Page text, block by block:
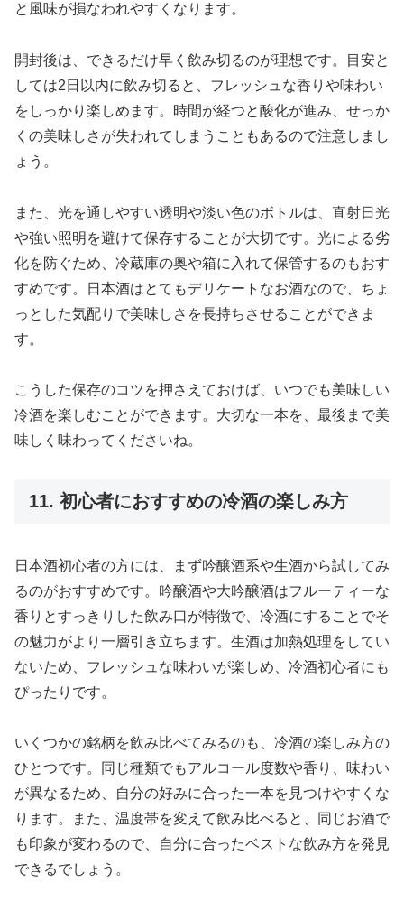
と風味が損なわれやすくなります。
開封後は、できるだけ早く飲み切るのが理想です。目安と
しては2日以内に飲み切ると、フレッシュな香りや味わい
をしっかり楽しめます。時間が経つと酸化が進み、せっか
くの美味しさが失われてしまうこともあるので注意しまし
ょう。
また、光を通しやすい透明や淡い色のボトルは、直射日光
や強い照明を避けて保存することが大切です。光による劣
化を防ぐため、冷蔵庫の奥や箱に入れて保管するのもおす
すめです。日本酒はとてもデリケートなお酒なので、ちょ
っとした気配りで美味しさを長持ちさせることができま
す。
こうした保存のコツを押さえておけば、いつでも美味しい
冷酒を楽しむことができます。大切な一本を、最後まで美
味しく味わってくださいね。
11. 初心者におすすめの冷酒の楽しみ方
日本酒初心者の方には、まず吟醸酒系や生酒から試してみ
るのがおすすめです。吟醸酒や大吟醸酒はフルーティーな
香りとすっきりした飲み口が特徴で、冷酒にすることでそ
の魅力がより一層引き立ちます。生酒は加熱処理をしてい
ないため、フレッシュな味わいが楽しめ、冷酒初心者にも
ぴったりです。
いくつかの銘柄を飲み比べてみるのも、冷酒の楽しみ方の
ひとつです。同じ種類でもアルコール度数や香り、味わい
が異なるため、自分の好みに合った一本を見つけやすくな
ります。また、温度帯を変えて飲み比べると、同じお酒で
も印象が変わるので、自分に合ったベストな飲み方を発見
できるでしょう。